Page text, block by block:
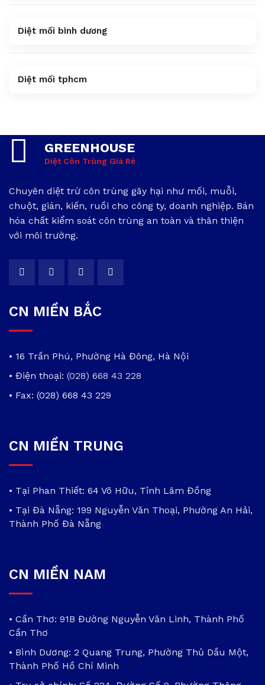
Diệt mối bình dương
Diệt mối tphcm
GREENHOUSE
Diệt Côn Trùng Giá Rẻ
Chuyên diệt trừ côn trùng gây hại như mối, muỗi,
chuột, gián, kiến, ruồi cho công ty, doanh nghiệp. Bán
hóa chất kiểm soát côn trùng an toàn và thân thiện
với môi trường.
CN MIỀN BẮC
• 16 Trần Phú, Phường Hà Đông, Hà Nội
• Điện thoại: (028) 668 43 228
• Fax: (028) 668 43 229
CN MIỀN TRUNG
• Tại Phan Thiết: 64 Võ Hữu, Tỉnh Lâm Đồng
• Tại Đà Nẵng: 199 Nguyễn Văn Thoại, Phường An Hải,
Thành Phố Đà Nẵng
CN MIỀN NAM
• Cần Thơ: 91B Đường Nguyễn Văn Linh, Thành Phố
Cần Thơ
• Bình Dương: 2 Quang Trung, Phường Thủ Dầu Một,
Thành Phố Hồ Chí Minh